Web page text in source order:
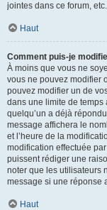
jointes dans ce forum, etc.
Haut
Comment puis-je
À moins que vous ne
vous ne pouvez modifier
pouvez modifier un de
dans une limite de
quelqu’un a déjà
message affichera le
et l’heure de la
modification effectuée
puissent rédiger une
noter que les utilisateurs
message si une réponse
Haut